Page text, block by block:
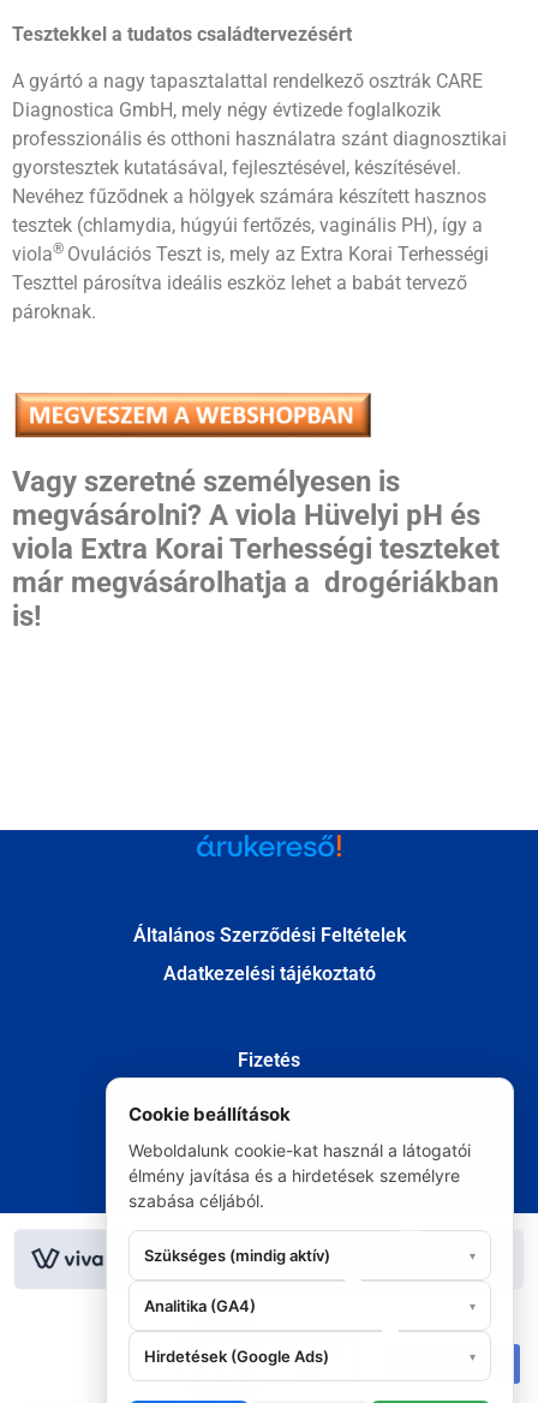
Tesztekkel a tudatos családtervezésért
A gyártó a nagy tapasztalattal rendelkező osztrák CARE
Diagnostica GmbH, mely négy évtizede foglalkozik
professzionális és otthoni használatra szánt diagnosztikai
gyorstesztek kutatásával, fejlesztésével, készítésével.
Nevéhez fűződnek a hölgyek számára készített hasznos
tesztek (chlamydia, húgyúi fertőzés, vaginális PH), így a
viola® Ovulációs Teszt is, mely az Extra Korai Terhességi
Teszttel párosítva ideális eszköz lehet a babát tervező
pároknak.
Vagy szeretné személyesen is
megvásárolni? A viola Hüvelyi pH és
viola Extra Korai Terhességi teszteket
már megvásárolhatja a drogériákban
is!
Általános Szerződési Feltételek
Adatkezelési tájékoztató
Fizetés
Elállás
06 20 295 9986
© Minden jog fenntartva 2020
Cookie beállítások
Weboldalunk cookie-kat használ a látogatói
élmény javítása és a hirdetések személyre
szabása céljából.
Szükséges (mindig aktív) ▾
Analitika (GA4) ▾
Hirdetések (Google Ads) ▾